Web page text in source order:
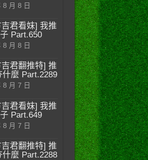
8 月 8 日
君看妹] 我推
Part.650
8 月 8 日
君翻推特] 推
麼 Part.2289
8 月 7 日
君看妹] 我推
Part.649
8 月 7 日
君翻推特] 推
麼 Part.2288